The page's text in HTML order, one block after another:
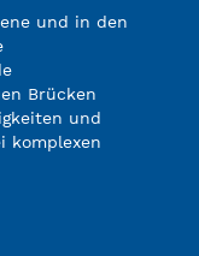
und in den
Brücken
und
komplexen